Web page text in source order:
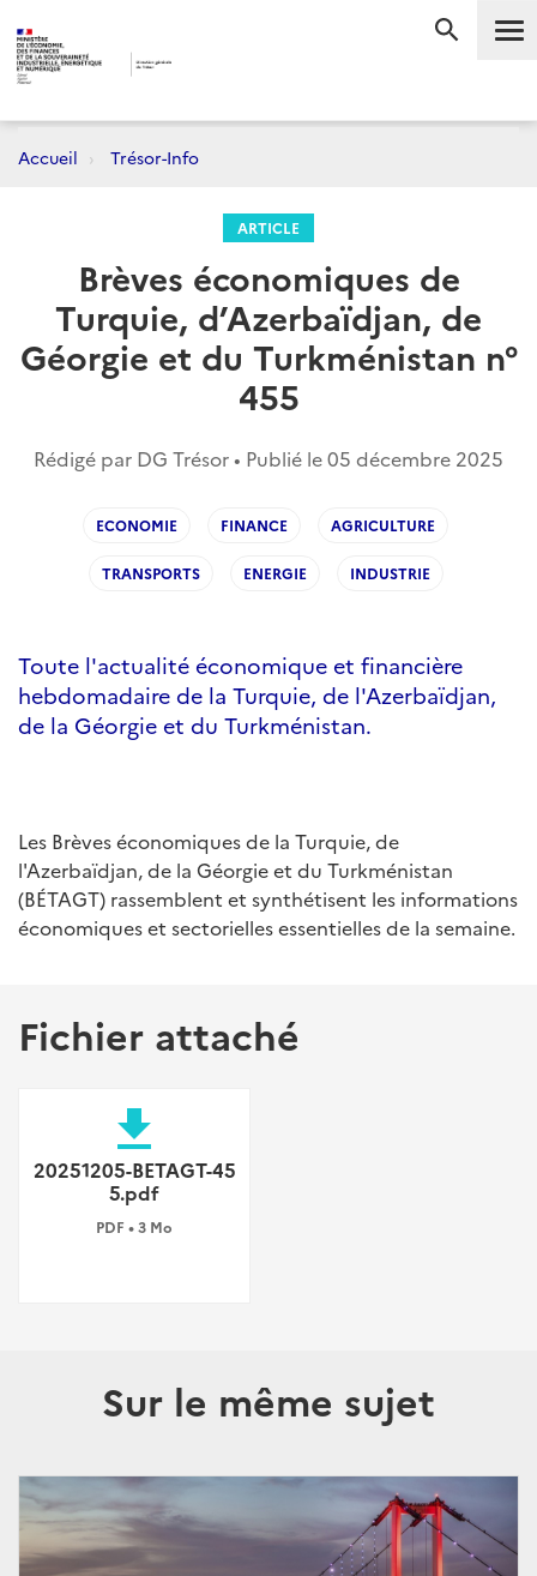
Accueil Trésor-Info
ARTICLE
Brèves économiques de
Turquie, d’Azerbaïdjan, de
Géorgie et du Turkménistan n°
455
Rédigé par DG Trésor • Publié le05 décembre 2025
ECONOMIE FINANCE AGRICULTURE
TRANSPORTS ENERGIE INDUSTRIE
Toute l'actualité économique et financière
hebdomadaire de la Turquie, de l'Azerbaïdjan,
de la Géorgie et du Turkménistan.
Les Brèves économiques de la Turquie, de
l'Azerbaïdjan, de la Géorgie et du Turkménistan
(BÉTAGT) rassemblent et synthétisent les informations
économiques et sectorielles essentielles de la semaine.
Fichier attaché
file_download
20251205-BETAGT-45
5.pdf
PDF • 3 Mo
Sur le même sujet